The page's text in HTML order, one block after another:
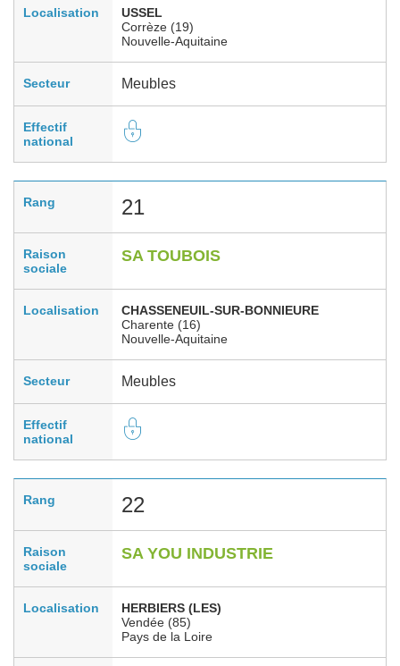
Localisation
USSEL
Corrèze (19)
Nouvelle-Aquitaine
Secteur Meubles
Effectif
national
Rang 21
Raison
sociale
SA TOUBOIS
Localisation
CHASSENEUIL-SUR-BONNIEURE
Charente (16)
Nouvelle-Aquitaine
Secteur Meubles
Effectif
national
Rang 22
Raison
sociale
SA YOU INDUSTRIE
Localisation
HERBIERS (LES)
Vendée (85)
Pays de la Loire